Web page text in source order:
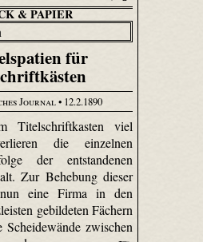
& PAPIER
für
Journal• 12.2.1890
Titelschriftkasten viel
die einzelnen
der entstandenen
Zur Behebung dieser
eine Firma in den
gebildeten Fächern
Scheidewände zwischen